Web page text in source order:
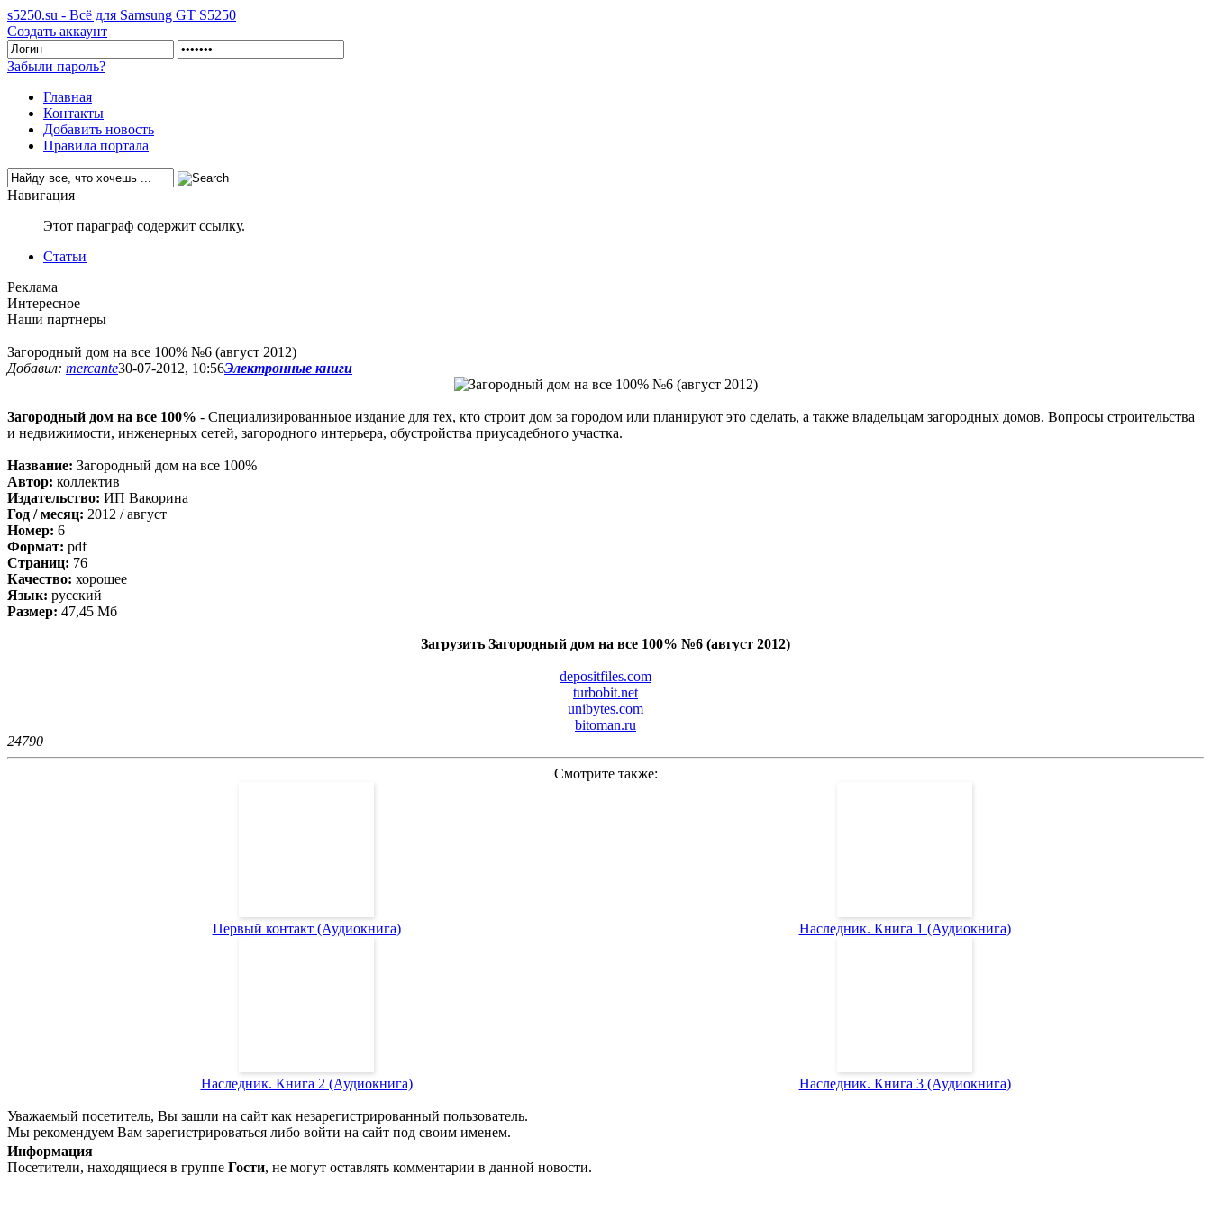
s5250.su - Всё для Samsung GT S5250
Создать аккаунт
Забыли пароль?
Главная
Контакты
Добавить новость
Правила портала
Навигация
Этот параграф содержит ссылку.
Статьи
Реклама
Интересное
Наши партнеры
Загородный дом на все 100% №6 (август 2012)
Добавил: mercante30-07-2012, 10:56Электронные книги
Загородный дом на все 100% - Cпециализированныое издание для тех, кто строит дом за городом или планируют это сделать, а также владельцам загородных домов. Вопросы строительства
и недвижимости, инженерных сетей, загородного интерьера, обустройства приусадебного участка.
Название: Загородный дом на все 100%
Автор: коллектив
Издательство: ИП Вакорина
Год / месяц: 2012 / август
Номер: 6
Формат: pdf
Страниц: 76
Качество: хорошее
Язык: русский
Размер: 47,45 Мб
Загрузить Загородный дом на все 100% №6 (август 2012)
depositfiles.com
turbobit.net
unibytes.com
bitoman.ru
24790
Смотрите также:
Первый контакт (Аудиокнига) Наследник. Книга 1 (Аудиокнига)
Наследник. Книга 2 (Аудиокнига) Наследник. Книга 3 (Аудиокнига)
Уважаемый посетитель, Вы зашли на сайт как незарегистрированный пользователь.
Мы рекомендуем Вам зарегистрироваться либо войти на сайт под своим именем.
Информация
Посетители, находящиеся в группе Гости, не могут оставлять комментарии в данной новости.